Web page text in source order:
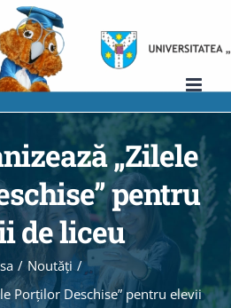
„Zilele
pentru
de liceu
/ Noutăţi /
Porţilor Deschise” pentru elevii